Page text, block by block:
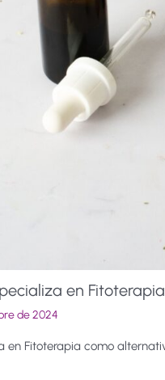
en Fitoterapia
de 2024
en Fitoterapia como